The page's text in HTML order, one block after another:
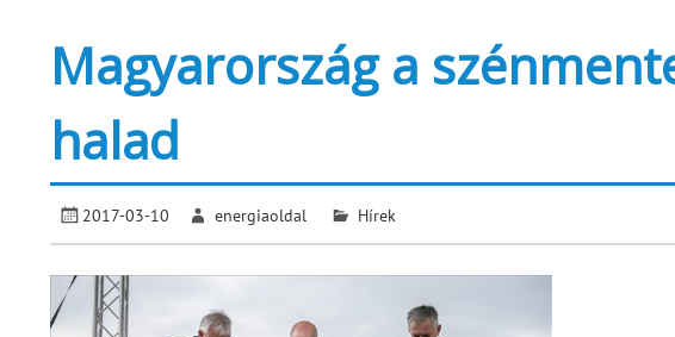
Magyarország a
halad
2017-03-10 energiaoldal Hírek